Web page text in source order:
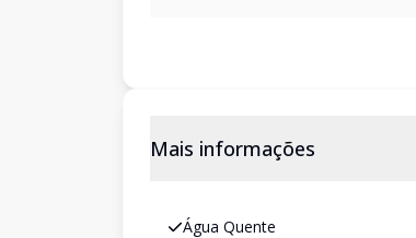
Mais informações
Água Quente